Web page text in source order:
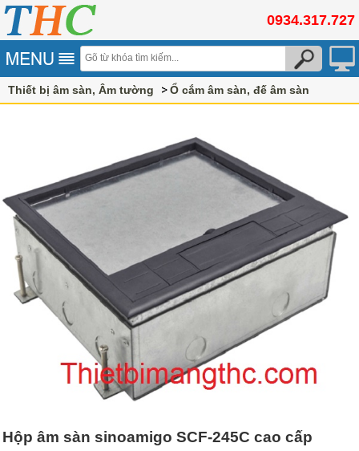
0934.317.727
Thiết bị âm sàn, Âm tường Ổ cắm âm sàn, đế âm sàn
Hộp âm sàn sinoamigo SCF-245C cao cấp